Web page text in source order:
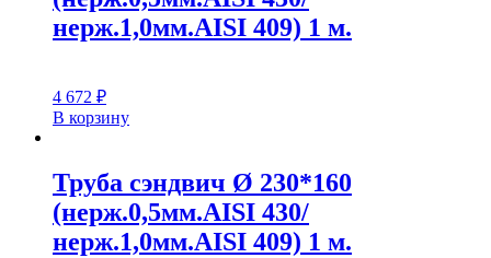
нерж.1,0мм.AISI 409) 1 м.
4 672 ₽
В корзину
Труба сэндвич Ø 230*160
(нерж.0,5мм.AISI 430/
нерж.1,0мм.AISI 409) 1 м.